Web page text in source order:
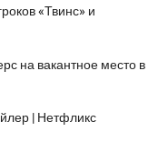
«Твинс» и
на вакантное место в
| Нетфликс